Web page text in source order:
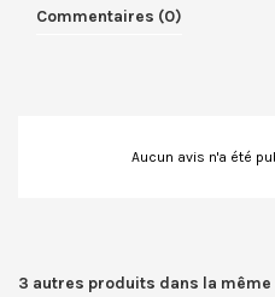
Commentaires (0)
Aucun avis n'a été
3 autres produits dans la même